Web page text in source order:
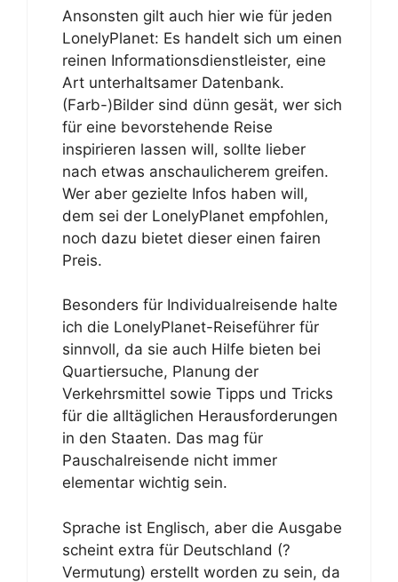
Ansonsten gilt auch hier wie für jeden
LonelyPlanet: Es handelt sich um einen
reinen Informationsdienstleister, eine
Art unterhaltsamer Datenbank.
(Farb-)Bilder sind dünn gesät, wer sich
für eine bevorstehende Reise
inspirieren lassen will, sollte lieber
nach etwas anschaulicherem greifen.
Wer aber gezielte Infos haben will,
dem sei der LonelyPlanet empfohlen,
noch dazu bietet dieser einen fairen
Preis.
Besonders für Individualreisende halte
ich die LonelyPlanet-Reiseführer für
sinnvoll, da sie auch Hilfe bieten bei
Quartiersuche, Planung der
Verkehrsmittel sowie Tipps und Tricks
für die alltäglichen Herausforderungen
in den Staaten. Das mag für
Pauschalreisende nicht immer
elementar wichtig sein.
Sprache ist Englisch, aber die Ausgabe
scheint extra für Deutschland (?
Vermutung) erstellt worden zu sein, da